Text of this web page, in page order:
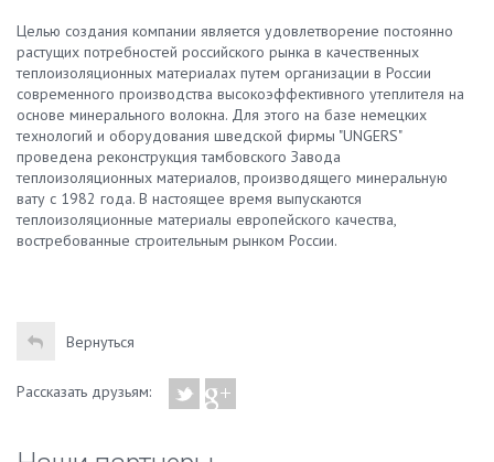
Целью создания компании является удовлетворение постоянно
растущих потребностей российского рынка в качественных
теплоизоляционных материалах путем организации в России
современного производства высокоэффективного утеплителя на
основе минерального волокна. Для этого на базе немецких
технологий и оборудования шведской фирмы "UNGERS"
проведена реконструкция тамбовского Завода
теплоизоляционных материалов, производящего минеральную
вату с 1982 года. В настоящее время выпускаются
теплоизоляционные материалы европейского качества,
востребованные строительным рынком России.
Вернуться
Рассказать друзьям: